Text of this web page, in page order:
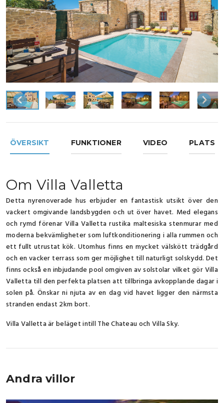
ÖVERSIKT FUNKTIONER VIDEO PLATS
Om Villa Valletta
Detta nyrenoverade hus erbjuder en fantastisk utsikt över den
vackert omgivande landsbygden och ut över havet. Med elegans
och rymd förenar Villa Valletta rustika maltesiska stenmurar med
moderna bekvämligheter som luftkonditionering i alla rummen och
ett fullt utrustat kök. Utomhus finns en mycket välskött trädgård
och en vacker terrass som ger möjlighet till naturligt solskydd. Det
finns också en inbjudande pool omgiven av solstolar vilket gör Villa
Valletta till den perfekta platsen att tillbringa avkopplande dagar i
solen på. Önskar ni njuta av en dag vid havet ligger den närmsta
stranden endast 2km bort.
Villa Valletta är beläget intill The Chateau och Villa Sky.
Andra villor